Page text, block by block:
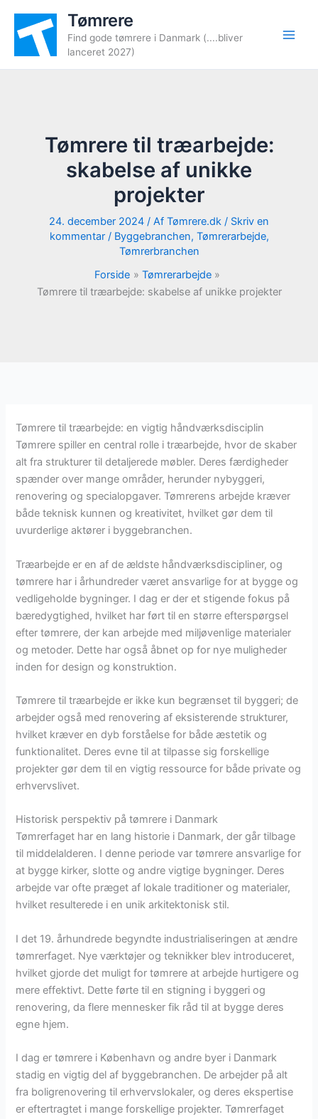
indholdet
Tømrere
Find gode tømrere i Danmark (....bliver
lanceret 2027)
Tømrere til træarbejde:
skabelse af unikke
projekter
24. december 2024 / Af Tømrere.dk / Skriv en
kommentar / Byggebranchen, Tømrerarbejde,
Tømrerbranchen
Forside
Tømrerarbejde
Tømrere til træarbejde: skabelse af unikke projekter
Tømrere til træarbejde: en vigtig håndværksdisciplin
Tømrere spiller en central rolle i træarbejde, hvor de skaber
alt fra strukturer til detaljerede møbler. Deres færdigheder
spænder over mange områder, herunder nybyggeri,
renovering og specialopgaver. Tømrerens arbejde kræver
både teknisk kunnen og kreativitet, hvilket gør dem til
uvurderlige aktører i byggebranchen.
Træarbejde er en af de ældste håndværksdiscipliner, og
tømrere har i århundreder været ansvarlige for at bygge og
vedligeholde bygninger. I dag er der et stigende fokus på
bæredygtighed, hvilket har ført til en større efterspørgsel
efter tømrere, der kan arbejde med miljøvenlige materialer
og metoder. Dette har også åbnet op for nye muligheder
inden for design og konstruktion.
Tømrere til træarbejde er ikke kun begrænset til byggeri; de
arbejder også med renovering af eksisterende strukturer,
hvilket kræver en dyb forståelse for både æstetik og
funktionalitet. Deres evne til at tilpasse sig forskellige
projekter gør dem til en vigtig ressource for både private og
erhvervslivet.
Historisk perspektiv på tømrere i Danmark
Tømrerfaget har en lang historie i Danmark, der går tilbage
til middelalderen. I denne periode var tømrere ansvarlige for
at bygge kirker, slotte og andre vigtige bygninger. Deres
arbejde var ofte præget af lokale traditioner og materialer,
hvilket resulterede i en unik arkitektonisk stil.
I det 19. århundrede begyndte industrialiseringen at ændre
tømrerfaget. Nye værktøjer og teknikker blev introduceret,
hvilket gjorde det muligt for tømrere at arbejde hurtigere og
mere effektivt. Dette førte til en stigning i byggeri og
renovering, da flere mennesker fik råd til at bygge deres
egne hjem.
I dag er tømrere i København og andre byer i Danmark
stadig en vigtig del af byggebranchen. De arbejder på alt
fra boligrenovering til erhvervslokaler, og deres ekspertise
er eftertragtet i mange forskellige projekter. Tømrerfaget